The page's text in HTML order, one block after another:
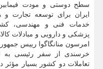
سطح دوستی و مودت
ایران برای توسعه تجارت
خدمات فنی و مهندسی،
پزشکی و دارویی و مبادلات
امرسون منانگاگوا رییس
خرسندی از سفر رئیسی به
تعاملات دو کشور بسیار